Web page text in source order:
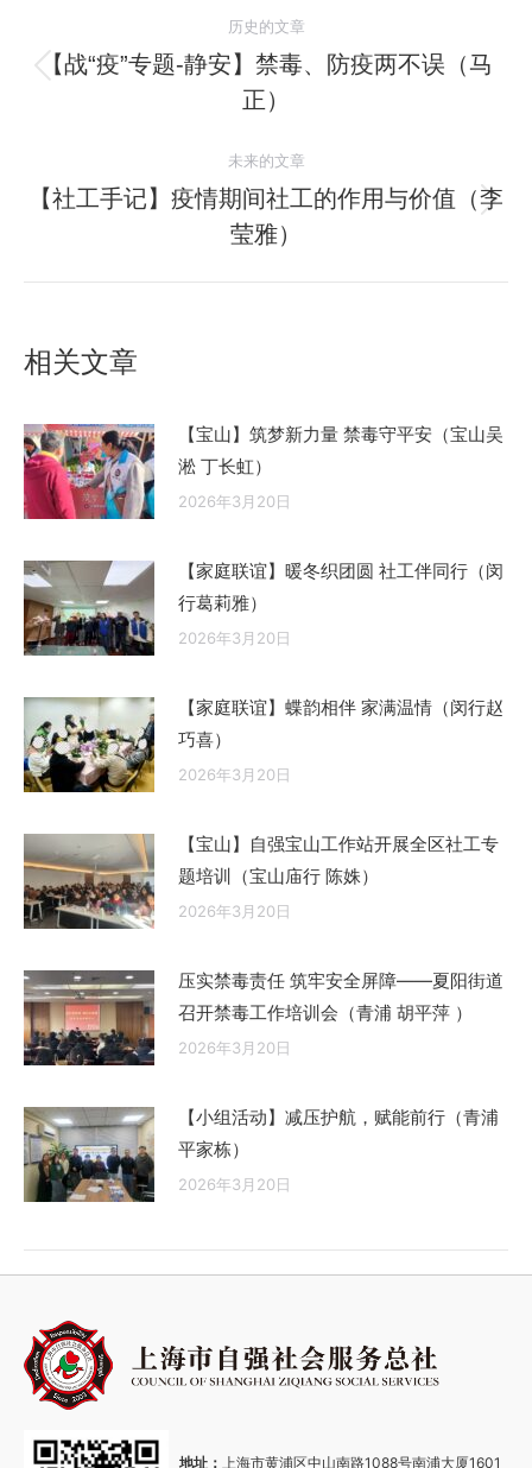
章
历史的文章
历
史
章：
【战“疫”专题-静安】禁毒、防疫两不误（马
正）
未来的文章
未
来
的
【社工手记】疫情期间社工的作用与价值（李
莹雅）
相关文章
【宝山】筑梦新力量 禁毒守平安（宝山吴
淞 丁长虹）
2026年3月20日
【家庭联谊】暖冬织团圆 社工伴同行（闵
行葛莉雅）
2026年3月20日
【家庭联谊】蝶韵相伴 家满温情（闵行赵
巧喜）
2026年3月20日
【宝山】自强宝山工作站开展全区社工专
题培训（宝山庙行 陈姝）
2026年3月20日
压实禁毒责任 筑牢安全屏障——夏阳街道
召开禁毒工作培训会（青浦 胡平萍 ）
2026年3月20日
【小组活动】减压护航，赋能前行（青浦
平家栋）
2026年3月20日
地址： 上海市黄浦区中山南路1088号南浦大厦1601